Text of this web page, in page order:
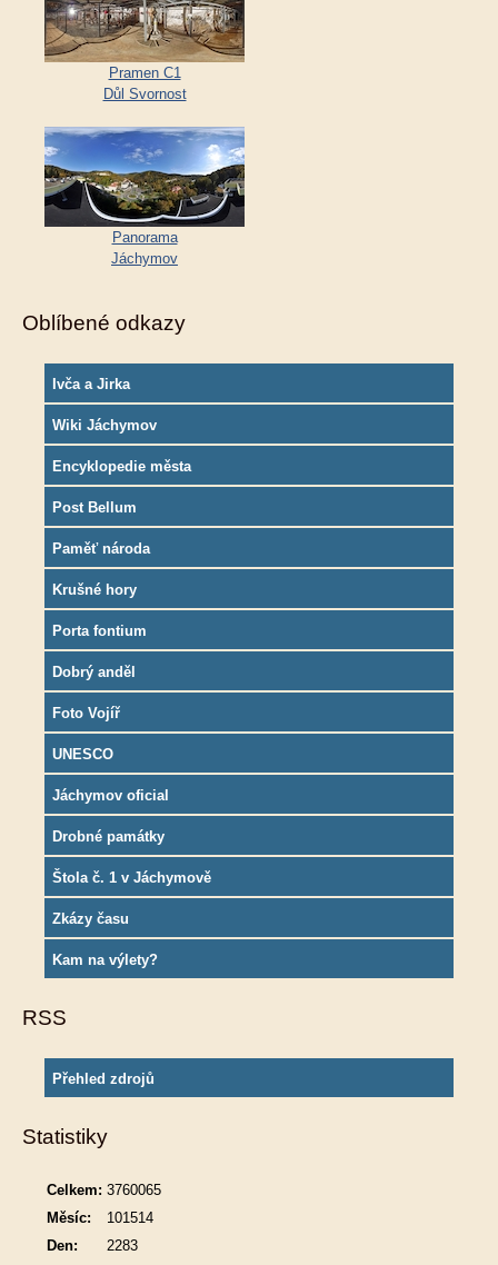
Pramen C1
Důl Svornost
Panorama
Jáchymov
Oblíbené odkazy
Ivča a Jirka
Wiki Jáchymov
Encyklopedie města
Post Bellum
Paměť národa
Krušné hory
Porta fontium
Dobrý anděl
Foto Vojíř
UNESCO
Jáchymov oficial
Drobné památky
Štola č. 1 v Jáchymově
Zkázy času
Kam na výlety?
RSS
Přehled zdrojů
Statistiky
Celkem: 3760065
Měsíc:
101514
Den:
2283